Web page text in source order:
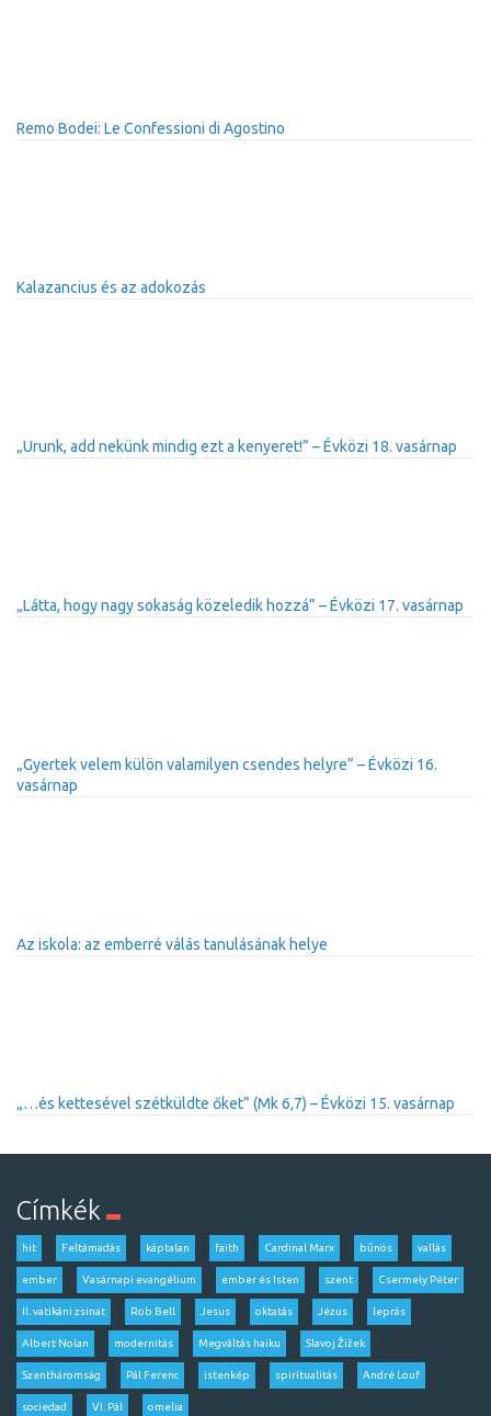
Remo Bodei: Le Confessioni di Agostino
Kalazancius és az adokozás
„Urunk, add nekünk mindig ezt a kenyeret!” – Évközi 18. vasárnap
„Látta, hogy nagy sokaság közeledik hozzá” – Évközi 17. vasárnap
„Gyertek velem külön valamilyen csendes helyre” – Évközi 16.
vasárnap
Az iskola: az emberré válás tanulásának helye
„…és kettesével szétküldte őket” (Mk 6,7) – Évközi 15. vasárnap
Címkék
hit Feltámadás káptalan faith Cardinal Marx bűnös vallás
ember Vasárnapi evangélium ember és Isten szent Csermely Péter
II. vatikáni zsinat Rob Bell Jesus oktatás Jézus leprás
Albert Nolan modernitás Megváltás haiku Slavoj Žižek
Szentháromság Pál Ferenc istenkép spiritualitás André Louf
sociedad VI. Pál omelia